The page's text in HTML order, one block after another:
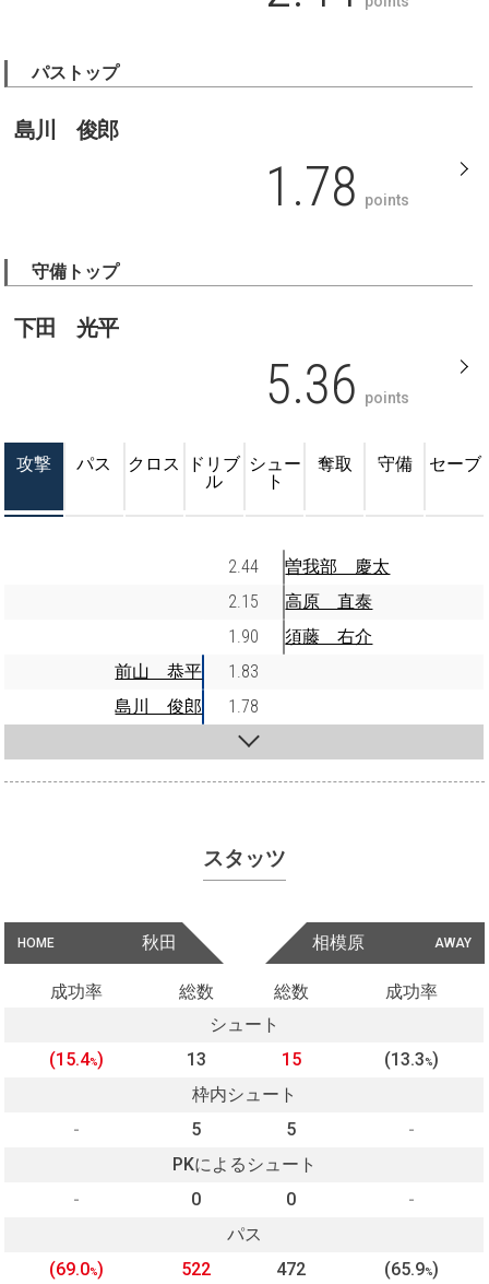
パストップ
島川 俊郎
1.78 points
守備トップ
下田 光平
5.36 points
攻撃 パス クロス
ドリブ
ル
シュー
ト
奪取 守備 セーブ
2.44
曽我部 慶太
2.15
高原 直泰
1.90
須藤 右介
前山 恭平
1.83
島川 俊郎
1.78
スタッツ
HOME 秋田 AWAY
相模原
成功率 総数 総数
成功率
シュート
(15.4%) 13 15 (13.3%)
枠内シュート
-
5 5
-
PKによるシュート
-
0 0
-
パス
(69.0%) 522 472 (65.9%)